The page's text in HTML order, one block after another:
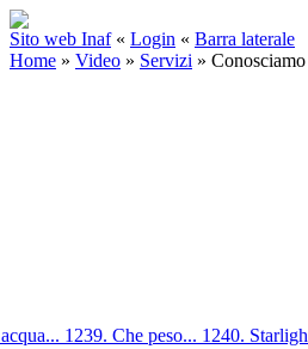
Sito web Inaf « Login « Barra laterale
Home » Video » Servizi »
1239. Che peso... 1240.